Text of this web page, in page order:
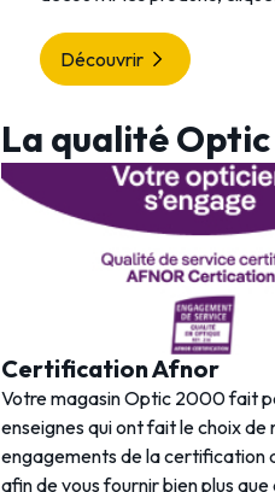
Découvrir
La qualité
Certification Afnor
Votre magasin Optic 2000 fait
enseignes qui ont fait le choix de
engagements de la certification
afin de vous fournir bien plus que